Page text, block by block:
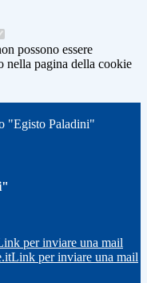
possono essere
nella pagina della cookie
"Egisto Paladini"
per inviare una mail
Link per inviare una mail